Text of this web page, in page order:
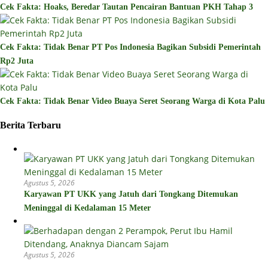
Cek Fakta: Hoaks, Beredar Tautan Pencairan Bantuan PKH Tahap 3
Cek Fakta: Tidak Benar PT Pos Indonesia Bagikan Subsidi Pemerintah
Rp2 Juta
Cek Fakta: Tidak Benar Video Buaya Seret Seorang Warga di Kota Palu
Berita Terbaru
Agustus 5, 2026
Karyawan PT UKK yang Jatuh dari Tongkang Ditemukan
Meninggal di Kedalaman 15 Meter
Agustus 5, 2026